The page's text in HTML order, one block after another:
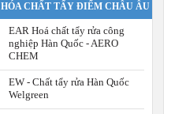
HÓA CHẤT TẨY ĐIỂM CHÂU ÂU
EAR Hoá chất tẩy rửa công
nghiệp Hàn Quốc - AERO
CHEM
EW - Chất tẩy rửa Hàn Quốc
Welgreen